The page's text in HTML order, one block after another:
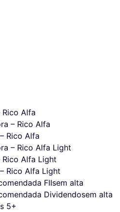
Rico Alfa
– Rico Alfa
Rico Alfa
– Rico Alfa Light
Rico Alfa Light
Rico Alfa Light
FIIsem alta
Dividendosem alta
5+